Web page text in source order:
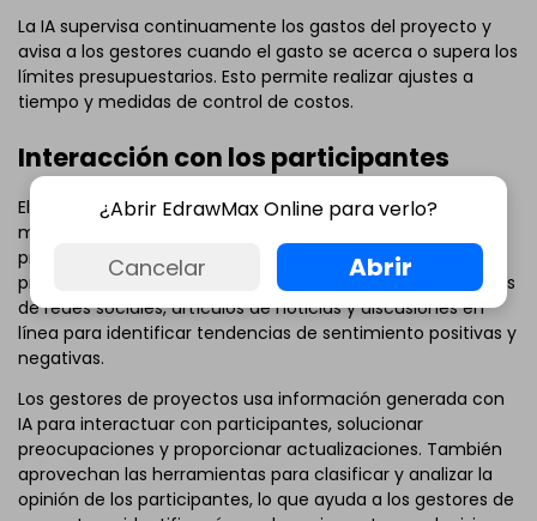
La IA supervisa continuamente los gastos del proyecto y
avisa a los gestores cuando el gasto se acerca o supera los
límites presupuestarios. Esto permite realizar ajustes a
tiempo y medidas de control de costos.
Interacción con los participantes
El análisis de sentimiento basado en IA es valioso para
medir el sentimiento del público y solucionar
preocupaciones o problemas relacionados con un
proyecto. Las herramientas de IA para analizar plataformas
de redes sociales, artículos de noticias y discusiones en
línea para identificar tendencias de sentimiento positivas y
negativas.
Los gestores de proyectos usa información generada con
IA para interactuar con participantes, solucionar
preocupaciones y proporcionar actualizaciones. También
aprovechan las herramientas para clasificar y analizar la
opinión de los participantes, lo que ayuda a los gestores de
¿Abrir EdrawMax Online para verlo?
Cancelar Abrir